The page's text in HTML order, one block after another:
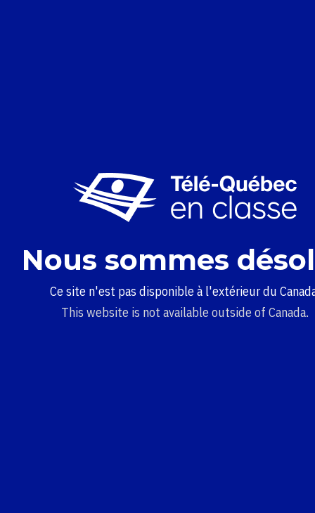
Nous sommes
Ce site n'est pas disponible à l'extérieur du
This website is not available outside of Canada.